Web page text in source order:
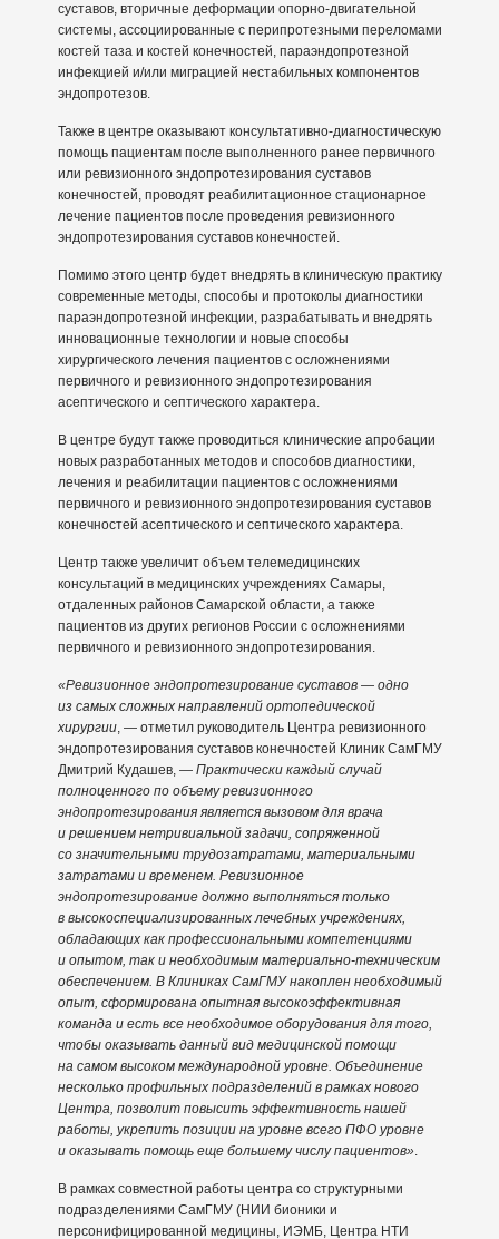
суставов, вторичные деформации опорно-двигательной
системы, ассоциированные с перипротезными переломами
костей таза и костей конечностей, параэндопротезной
инфекцией и/или миграцией нестабильных компонентов
эндопротезов.
Также в центре оказывают консультативно-диагностическую
помощь пациентам после выполненного ранее первичного
или ревизионного эндопротезирования суставов
конечностей, проводят реабилитационное стационарное
лечение пациентов после проведения ревизионного
эндопротезирования суставов конечностей.
Помимо этого центр будет внедрять в клиническую практику
современные методы, способы и протоколы диагностики
параэндопротезной инфекции, разрабатывать и внедрять
инновационные технологии и новые способы
хирургического лечения пациентов с осложнениями
первичного и ревизионного эндопротезирования
асептического и септического характера.
В центре будут также проводиться клинические апробации
новых разработанных методов и способов диагностики,
лечения и реабилитации пациентов с осложнениями
первичного и ревизионного эндопротезирования суставов
конечностей асептического и септического характера.
Центр также увеличит объем телемедицинских
консультаций в медицинских учреждениях Самары,
отдаленных районов Самарской области, а также
пациентов из других регионов России с осложнениями
первичного и ревизионного эндопротезирования.
«Ревизионное эндопротезирование суставов — одно
из самых сложных направлений ортопедической
хирургии, — отметил руководитель Центра ревизионного
эндопротезирования суставов конечностей Клиник СамГМУ
Дмитрий Кудашев, — Практически каждый случай
полноценного по объему ревизионного
эндопротезирования является вызовом для врача
и решением нетривиальной задачи, сопряженной
со значительными трудозатратами, материальными
затратами и временем. Ревизионное
эндопротезирование должно выполняться только
в высокоспециализированных лечебных учреждениях,
обладающих как профессиональными компетенциями
и опытом, так и необходимым материально-техническим
обеспечением. В Клиниках СамГМУ накоплен необходимый
опыт, сформирована опытная высокоэффективная
команда и есть все необходимое оборудования для того,
чтобы оказывать данный вид медицинской помощи
на самом высоком международной уровне. Объединение
несколько профильных подразделений в рамках нового
Центра, позволит повысить эффективность нашей
работы, укрепить позиции на уровне всего ПФО уровне
и оказывать помощь еще большему числу пациентов».
В рамках совместной работы центра со структурными
подразделениями СамГМУ (НИИ бионики и
персонифицированной медицины, ИЭМБ, Центра НТИ